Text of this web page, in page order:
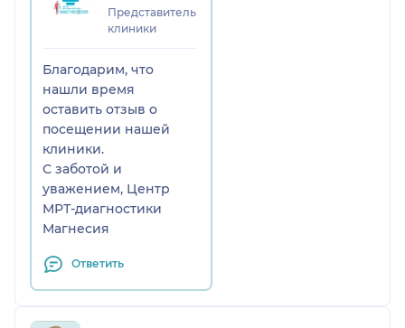
Представитель
клиники
Благодарим, что
нашли время
оставить отзыв о
посещении нашей
клиники.
С заботой и
уважением, Центр
МРТ-диагностики
Магнесия
Ответить